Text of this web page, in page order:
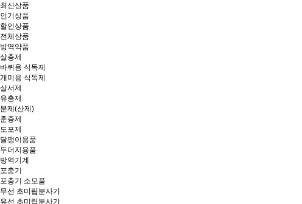
최신상품
인기상품
할인상품
전체상품
방역약품
살충제
바퀴용 식독제
개미용 식독제
살서제
유충제
분제(산제)
훈증제
도포제
달팽이용품
두더지용품
방역기계
포충기
포충기 소모품
무선 초미립분사기
유선 초미립분사기